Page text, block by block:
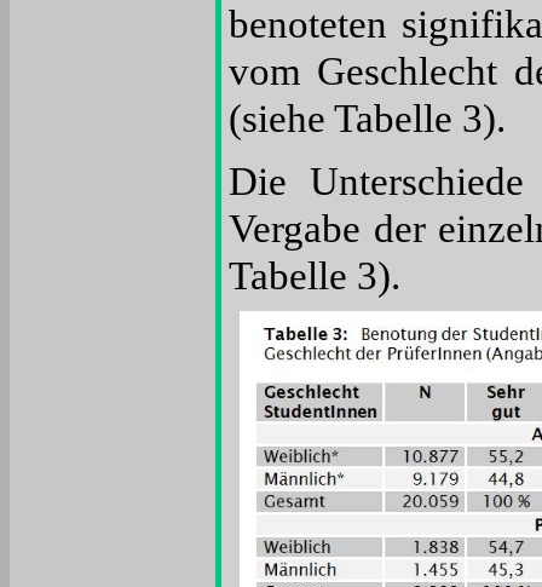
benoteten
vom Geschlecht
(siehe Tabelle 3).
Die
Vergabe der
Tabelle 3).